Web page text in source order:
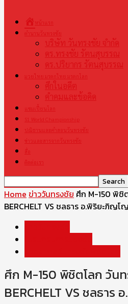
หน้าแรก
ตำนานวันทรงชัย
บริษัท วันทรงชัย จำกัด
ดร.ทรงชัย รัตนสุบรรณ
ดร.ปริยากร รัตนสุบรรณ
มวยไทย มรดกไทย มรดกโลก
ศึกในอดีต
คำคมและข้อคิด
แชมเปี้ยนโลก
S1 World Championship
ปณิธานและคำสอนวันทรงชัย
ข่าวและสารจากวันทรงชัย
สื่อ
ติดต่อเรา
Home ข่าววันทรงชัย ศึก M-150 พิชิ
BERCHELT VS ชลธาร อ.พิริยะภิญโญ
ศึก M-150 พิชิตโลก วัน
BERCHELT VS ชลธา